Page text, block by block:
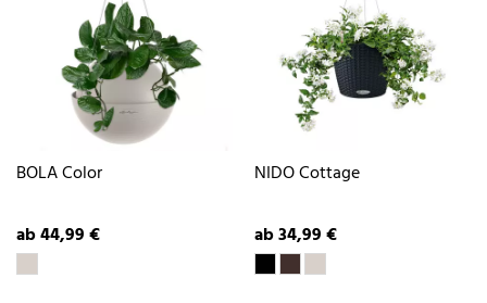
BOLA Color
ab 44,99 €
NIDO Cottage
ab 34,99 €